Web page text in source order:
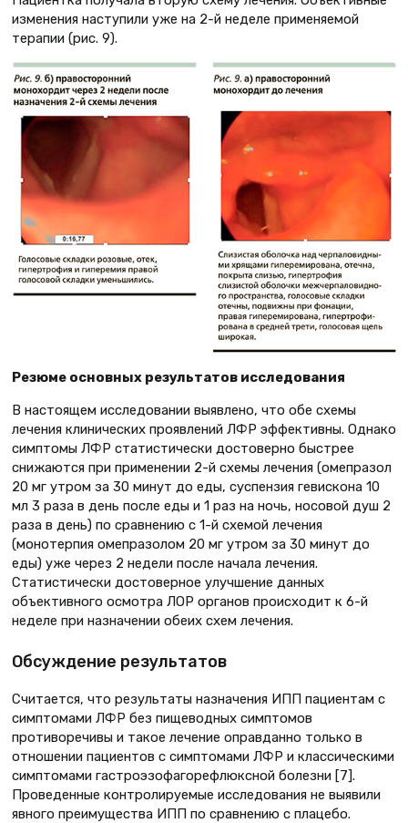
изменения наступили уже на 2-й неделе применяемой
терапии (рис. 9).
Резюме основных результатов исследования
В настоящем исследовании выявлено, что обе схемы
лечения клинических проявлений ЛФР эффективны. Однако
симптомы ЛФР статистически достоверно быстрее
снижаются при применении 2-й схемы лечения (омепразол
20 мг утром за 30 минут до еды, суспензия гевискона 10
мл 3 раза в день после еды и 1 раз на ночь, носовой душ 2
раза в день) по сравнению с 1-й схемой лечения
(монотерпия омепразолом 20 мг утром за 30 минут до
еды) уже через 2 недели после начала лечения.
Статистически достоверное улучшение данных
объективного осмотра ЛОР органов происходит к 6-й
неделе при назначении обеих схем лечения.
Обсуждение результатов
Считается, что результаты назначения ИПП пациентам с
симптомами ЛФР без пищеводных симптомов
противоречивы и такое лечение оправданно только в
отношении пациентов с симптомами ЛФР и классическими
симптомами гастроэзофагорефлюксной болезни [7].
Проведенные контролируемые исследования не выявили
явного преимущества ИПП по сравнению с плацебо.